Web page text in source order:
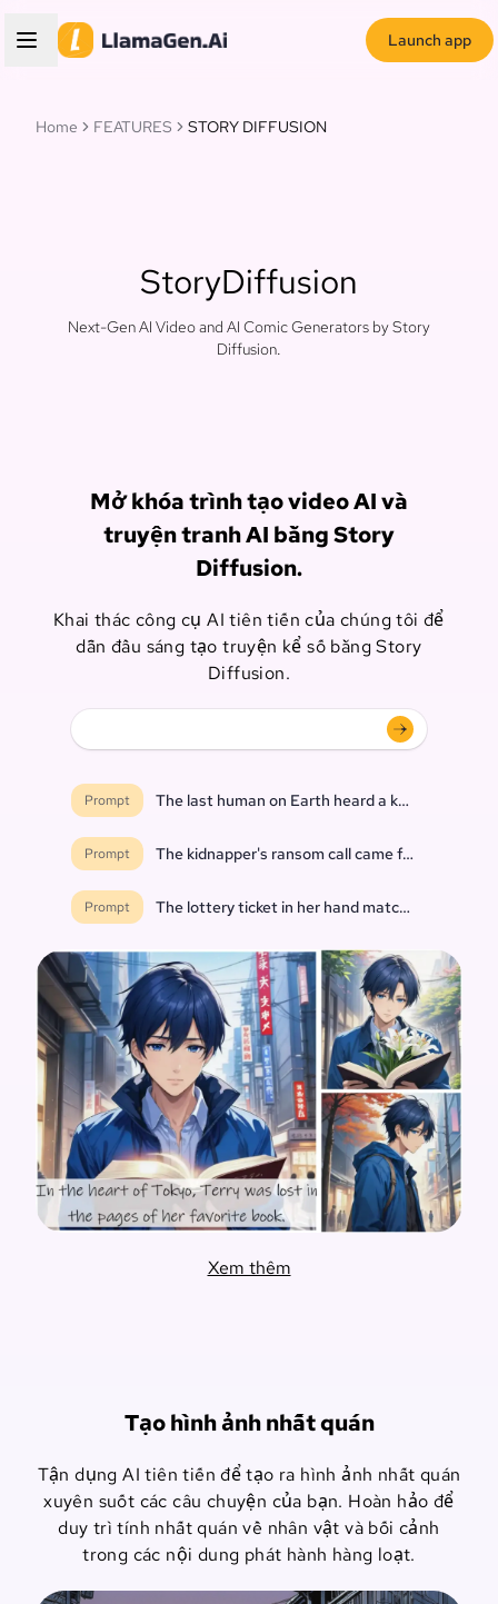
Launch app
Home FEATURES STORY DIFFUSION
StoryDiffusion
Next-Gen AI Video and AI Comic Generators by Story
Diffusion.
Mở khóa trình tạo video AI và
truyện tranh AI bằng Story
Diffusion.
Khai thác công cụ AI tiên tiến của chúng tôi để
dẫn đầu sáng tạo truyện kể số bằng Story
Diffusion.
Prompt The last human on Earth heard a knock at the
Prompt The kidnapper's ransom call came from inside
Prompt The lottery ticket in her hand matched every
Xem thêm
Tạo hình ảnh nhất quán
Tận dụng AI tiên tiến để tạo ra hình ảnh nhất quán
xuyên suốt các câu chuyện của bạn. Hoàn hảo để
duy trì tính nhất quán về nhân vật và bối cảnh
trong các nội dung phát hành hàng loạt.